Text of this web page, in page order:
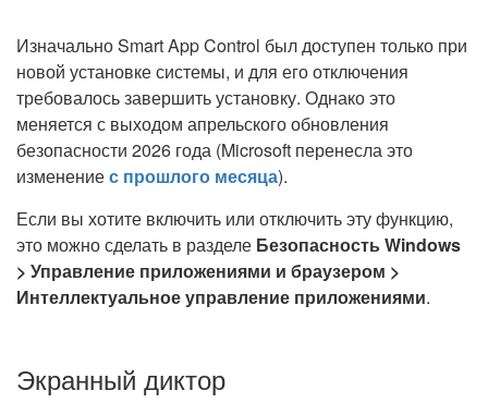
Изначально Smart App Control был доступен только при
новой установке системы, и для его отключения
требовалось завершить установку. Однако это
меняется с выходом апрельского обновления
безопасности 2026 года (Microsoft перенесла это
изменениес прошлого месяца).
Если вы хотите включить или отключить эту функцию,
это можно сделать в разделе Безопасность Windows
> Управление приложениями и браузером >
Интеллектуальное управление приложениями.
Экранный диктор